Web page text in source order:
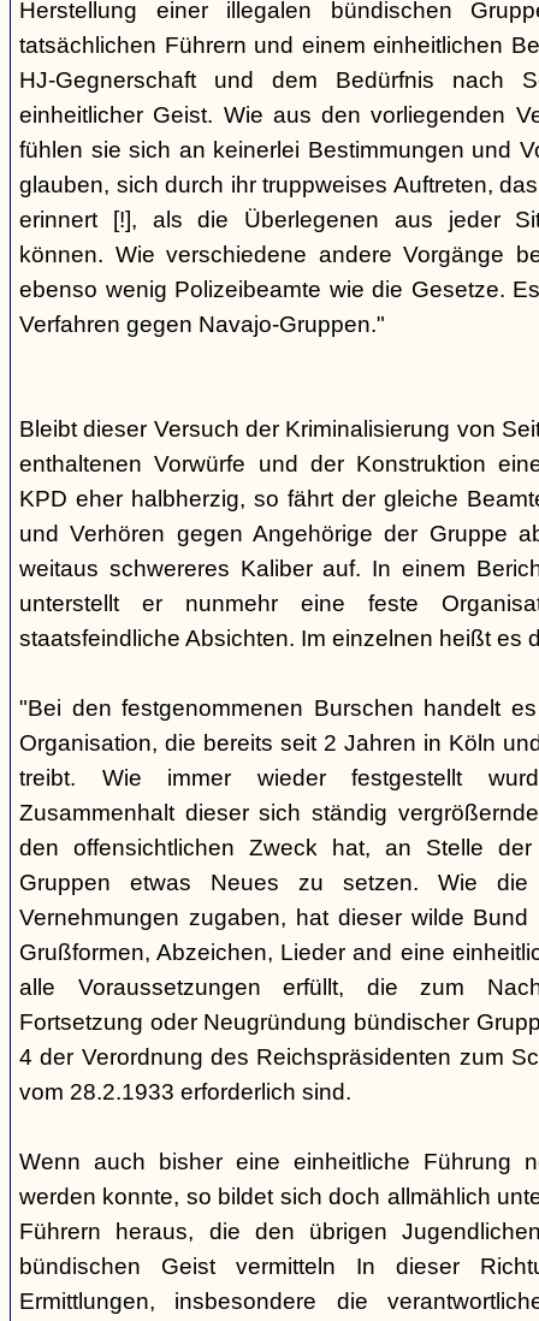
Herstellung einer illegalen bündischen
tatsächlichen Führern und einem einheitlichen
HJ-Gegnerschaft und dem Bedürfnis nach
einheitlicher Geist. Wie aus den vorliegenden
fühlen sie sich an keinerlei Bestimmungen und
glauben, sich durch ihr truppweises Auftreten,
erinnert [!], als die Überlegenen aus jeder
können. Wie verschiedene andere Vorgänge
ebenso wenig Polizeibeamte wie die Gesetze.
Verfahren gegen Navajo-Gruppen."
Bleibt dieser Versuch der Kriminalisierung von
enthaltenen Vorwürfe und der Konstruktion
KPD eher halbherzig, so fährt der gleiche
und Verhören gegen Angehörige der Gruppe
weitaus schwereres Kaliber auf. In einem
unterstellt er nunmehr eine feste
staatsfeindliche Absichten. Im einzelnen heißt es
"Bei den festgenommenen Burschen handelt
Organisation, die bereits seit 2 Jahren in Köln
treibt. Wie immer wieder festgestellt
Zusammenhalt dieser sich ständig
den offensichtlichen Zweck hat, an Stelle der
Gruppen etwas Neues zu setzen. Wie die
Vernehmungen zugaben, hat dieser wilde
Grußformen, Abzeichen, Lieder and eine
alle Voraussetzungen erfüllt, die zum
Fortsetzung oder Neugründung bündischer
4 der Verordnung des Reichspräsidenten zum
vom 28.2.1933 erforderlich sind.
Wenn auch bisher eine einheitliche Führung
werden konnte, so bildet sich doch allmählich
Führern heraus, die den übrigen
bündischen Geist vermitteln In dieser
Ermittlungen, insbesondere die